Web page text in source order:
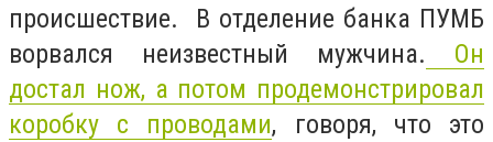
происшествие. В отделение банка ПУМБ
ворвался неизвестный мужчина. Он
достал нож, а потом продемонстрировал
коробку с проводами, говоря, что это